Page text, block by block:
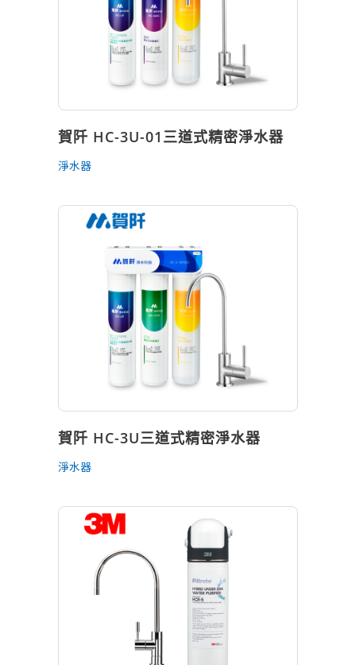
賀阡 HC-3U-01三道式精密淨水器
淨水器
賀阡 HC-3U三道式精密淨水器
淨水器